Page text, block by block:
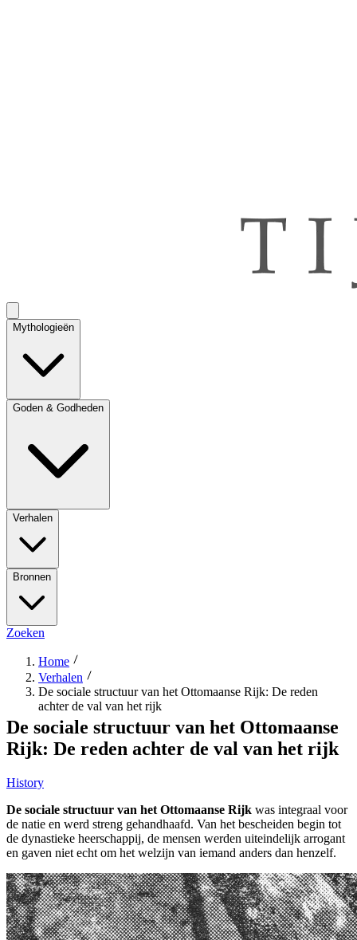
Mythologieën
Goden & Godheden
Verhalen
Bronnen
Zoeken
Home
Verhalen
De sociale structuur van het Ottomaanse Rijk: De reden
achter de val van het rijk
De sociale structuur van het Ottomaanse
Rijk: De reden achter de val van het rijk
History
De sociale structuur van het Ottomaanse Rijk was integraal voor
de natie en werd streng gehandhaafd. Van het bescheiden begin tot
de dynastieke heerschappij, de mensen werden uiteindelijk arrogant
en gaven niet echt om het welzijn van iemand anders dan henzelf.